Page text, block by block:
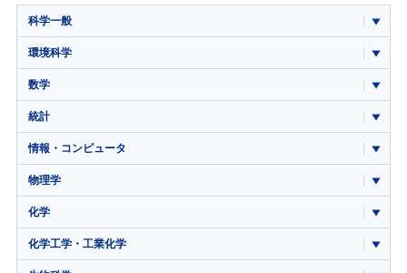
科学一般
環境科学
数学
統計
情報・コンピュータ
物理学
化学
化学工学・工業化学